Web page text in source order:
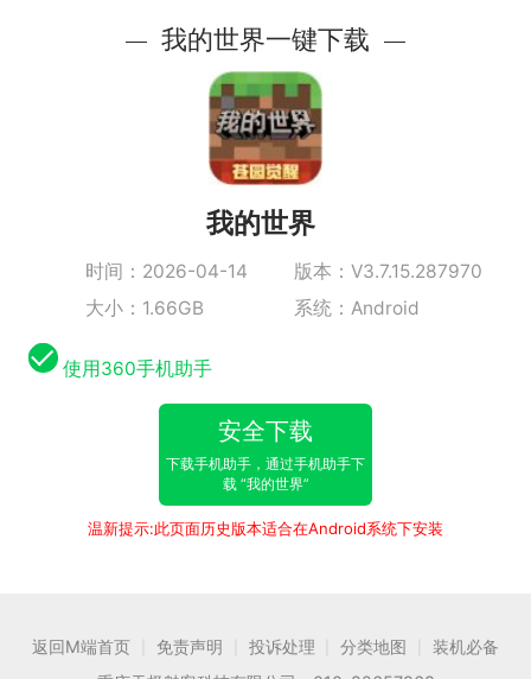
我的世界一键下载
我的世界
时间：2026-04-14
版本：V3.7.15.287970
大小：1.66GB
系统：Android
使用360手机助手
安全下载
下载手机助手，通过手机助手下
载 “我的世界”
温新提示:此页面历史版本适合在Android系统下安装
返回M端首页 免责声明 投诉处理 分类地图
装机必备